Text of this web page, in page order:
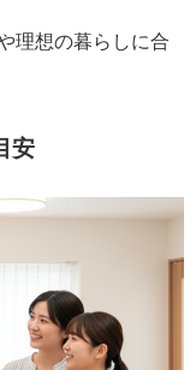
理想の暮らしに合
安